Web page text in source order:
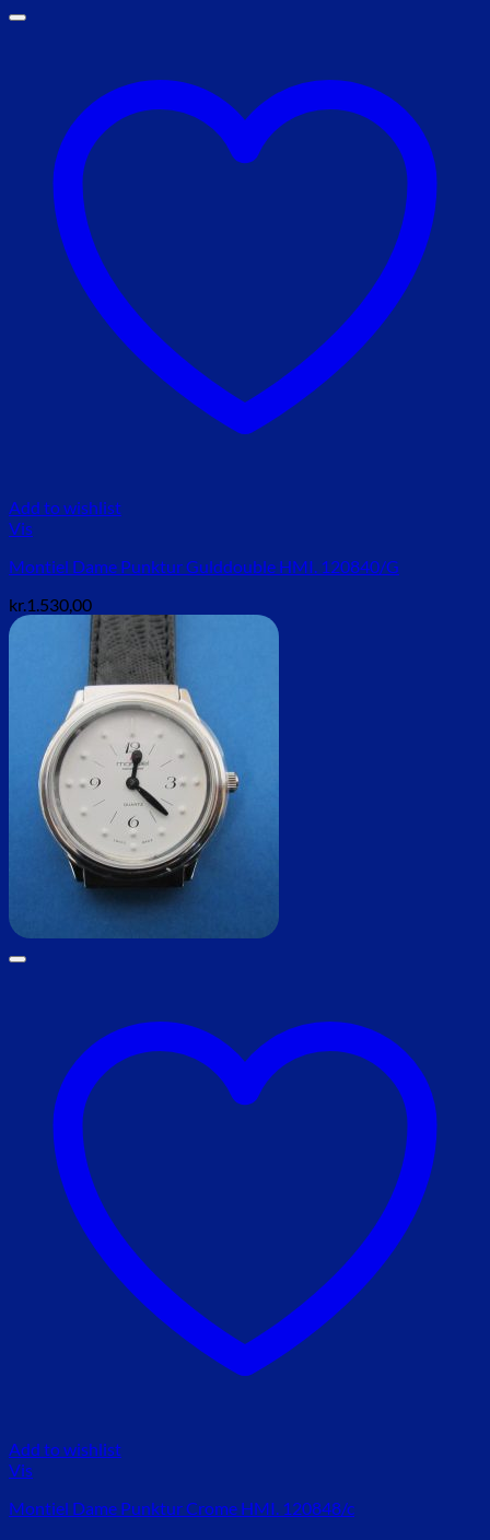
Add to wishlist
Vis
Montiel Dame Punktur Gulddouble HMI. 120840/G
kr.1.530,00
Add to wishlist
Vis
Montiel Dame Punktur Crome HMI. 120848/c